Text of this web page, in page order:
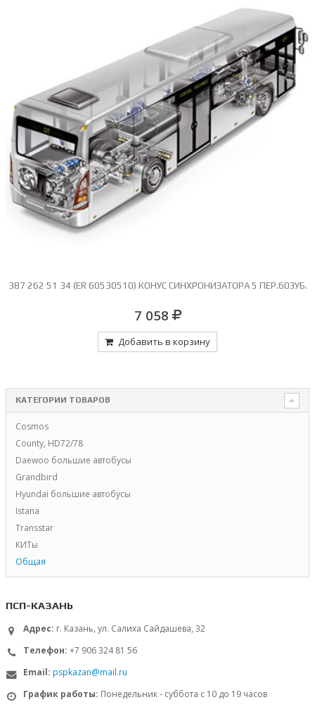
387 262 51 34 (ER 60530510) КОНУС СИНХРОНИЗАТОРА 5 ПЕР.60ЗУБ.
7 058
Добавить в корзину
КАТЕГОРИИ ТОВАРОВ
Cosmos
County, HD72/78
Daewoo большие автобусы
Grandbird
Hyundai большие автобусы
Istana
Transstar
КИТы
Общая
ПСП-КАЗАНЬ
Адрес: г. Казань, ул. Салиха Сайдашева, 32
Телефон: +7 906 324 81 56
Email: pspkazan@mail.ru
График работы: Понедельник - суббота с 10 до 19 часов